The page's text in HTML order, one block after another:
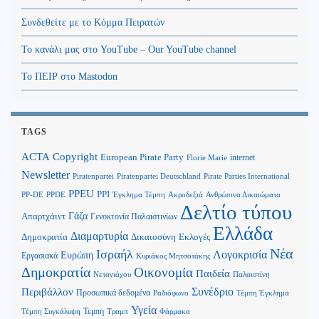
Συνδεθείτε με το Κόμμα Πειρατών
Το κανάλι μας στο YouTube – Our YouTube channel
Το ΠΕΙΡ στο Mastodon
TAGS
ACTA Copyright European Pirate Party Florie Marie internet
Newsletter Piratenpartei Piratenpartei Deutschland Pirate Parties International
PP-DE PPDE PPEU PPI Έγκλημα Τέμπη Ακροδεξιά Ανθρώπινα Δικαιώματα
Απαρτχάιντ Γάζα Γενοκτονία Παλαιστινίων Δελτίο τύπου
Δημοκρατία Διαμαρτυρία Δικαιοσύνη Εκλογές Ελλάδα
Εργασιακά Ευρώπη Ισραήλ Κυριάκος Μητσοτάκης Λογοκρισία Νέα
Δημοκρατία Νετανιάχου Οικονομία Παιδεία Παλαιστίνη
Περιβάλλον Προσωπικά δεδομένα Ραδιόφωνο Συνέδριο Τέμπη Έγκλημα
Τέμπη Συγκάλυψη Τεμπη Τραμπ Υγεία Φάρμακα